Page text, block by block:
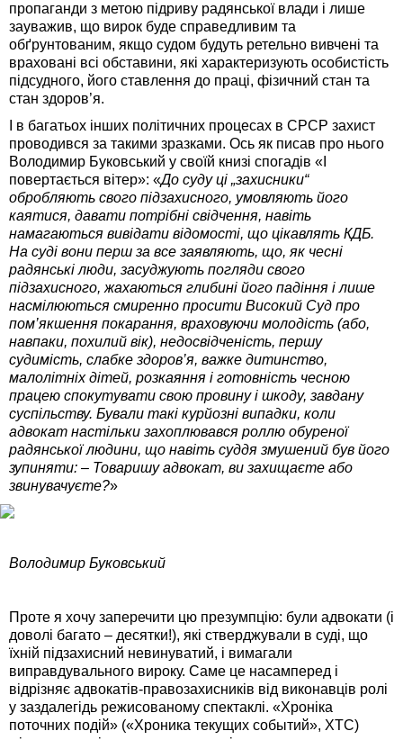
пропаганди з метою підриву радянської влади і лише
зауважив, що вирок буде справедливим та
обґрунтованим, якщо судом будуть ретельно вивчені та
враховані всі обставини, які характеризують особистість
підсудного, його ставлення до праці, фізичний стан та
стан здоров’я.
І в багатьох інших політичних процесах в СРСР захист
проводився за такими зразками. Ось як писав про нього
Володимир Буковський у своїй книзі спогадів «І
повертається вітер»: «До суду ці „захисники“
обробляють свого підзахисного, умовляють його
каятися, давати потрібні свідчення, навіть
намагаються вивідати відомості, що цікавлять КДБ.
На суді вони перш за все заявляють, що, як чесні
радянські люди, засуджують погляди свого
підзахисного, жахаються глибині його падіння і лише
насмілюються смиренно просити Високий Суд про
пом’якшення покарання, враховуючи молодість (або,
навпаки, похилий вік), недосвідченість, першу
судимість, слабке здоров’я, важке дитинство,
малолітніх дітей, розкаяння і готовність чесною
працею спокутувати свою провину і шкоду, завдану
суспільству. Бували такі курйозні випадки, коли
адвокат настільки захоплювався роллю обуреної
радянської людини, що навіть суддя змушений був його
зупиняти: – Товаришу адвокат, ви захищаєте або
звинувачуєте?»
Володимир Буковський
Проте я хочу заперечити цю презумпцію: були адвокати (і
доволі багато – десятки!), які стверджували в суді, що
їхній підзахисний невинуватий, і вимагали
виправдувального вироку. Саме це насамперед і
відрізняє адвокатів-правозахисників від виконавців ролі
у заздалегідь режисованому спектаклі. «Хроніка
поточних подій» («Хроника текущих событий», ХТС)